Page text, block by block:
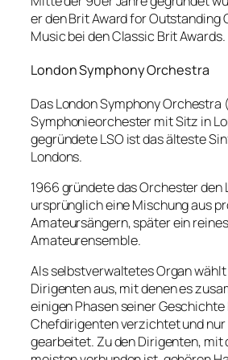
er den Brit Award for Outstanding
Music bei den Classic Brit Awards.
London Symphony Orchestra
Das London Symphony Orchestra
Symphonieorchester mit Sitz in
gegründete LSO ist das älteste
Londons.
1966 gründete das Orchester den
ursprünglich eine Mischung aus
Amateursängern, später ein reines
Amateurensemble.
Als selbstverwaltetes Organ
Dirigenten aus, mit denen es
einigen Phasen seiner
Chefdirigenten verzichtet und nur
gearbeitet. Zu den Dirigenten, mit